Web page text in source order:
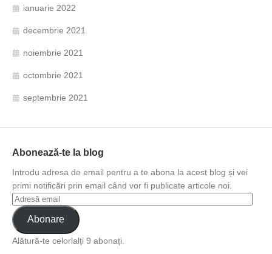
ianuarie 2022
decembrie 2021
noiembrie 2021
octombrie 2021
septembrie 2021
Abonează-te la blog
Introdu adresa de email pentru a te abona la acest blog și vei
primi notificări prin email când vor fi publicate articole noi.
Abonare
Alătură-te celorlalți 9 abonați.